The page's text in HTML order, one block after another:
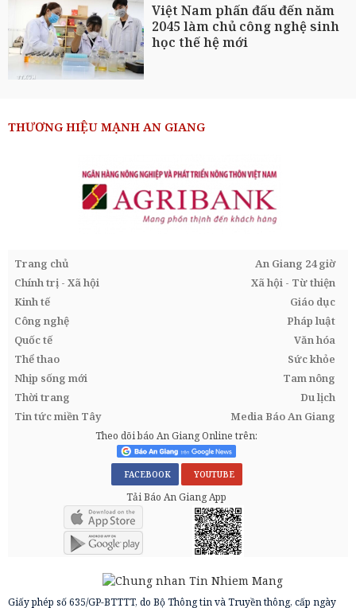
Việt Nam phấn đấu đến năm
2045 làm chủ công nghệ sinh
học thế hệ mới
THƯƠNG HIỆU MẠNH AN GIANG
Trang chủ
An Giang 24 giờ
Chính trị - Xã hội
Xã hội - Từ thiện
Kinh tế
Giáo dục
Công nghệ
Pháp luật
Quốc tế
Văn hóa
Thể thao
Sức khỏe
Nhịp sống mới
Tam nông
Thời trang
Du lịch
Tin tức miền Tây
Media Báo An Giang
Theo dõi báo An Giang Online trên:
FACEBOOK YOUTUBE
Tải Báo An Giang App
Giấy phép số 635/GP-BTTTT, do Bộ Thông tin và Truyền thông, cấp ngày